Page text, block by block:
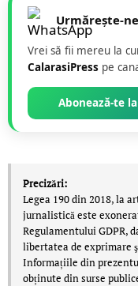
Urmărește-
Vrei să fii mereu la
CalarasiPress pe
Abonează-te
Precizări:
Legea 190 din 2018, la
jurnalistică este
Regulamentului GDPR,
libertatea de exprimare
Informațiile din
obținute din surse